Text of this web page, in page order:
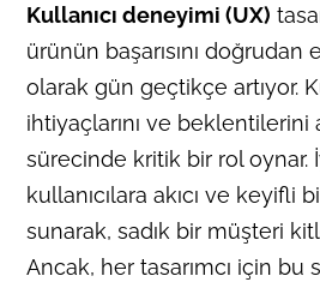
Kullanıcı deneyimi (UX)
ürünün başarısını
olarak gün geçtikçe artıyor.
ihtiyaçlarını ve beklentilerini
sürecinde kritik bir rol oynar.
kullanıcılara akıcı ve keyifli
sunarak, sadık bir müşteri
Ancak, her tasarımcı için bu